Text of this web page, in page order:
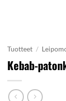
Tuotteet /
Kebab-